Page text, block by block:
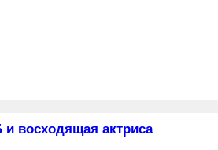
восходящая актриса